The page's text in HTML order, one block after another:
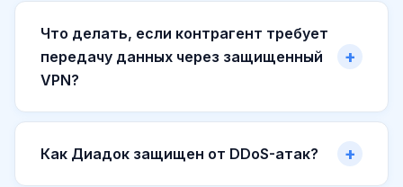
Что делать, если контрагент требует
передачу данных через защищенный
VPN?
Как Диадок защищен от DDoS-атак?